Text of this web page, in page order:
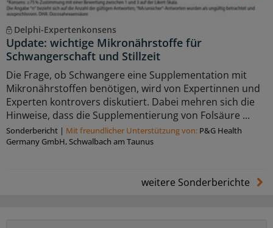
Delphi-Expertenkonsens
Update: wichtige Mikronährstoffe für
Schwangerschaft und Stillzeit
Die Frage, ob Schwangere eine Supplementation mit
Mikronährstoffen benötigen, wird von Expertinnen und
Experten kontrovers diskutiert. Dabei mehren sich die
Hinweise, dass die Supplementierung von Folsäure ...
Sonderbericht | Mit freundlicher Unterstützung von: P&G Health
Germany GmbH, Schwalbach am Taunus
weitere Sonderberichte